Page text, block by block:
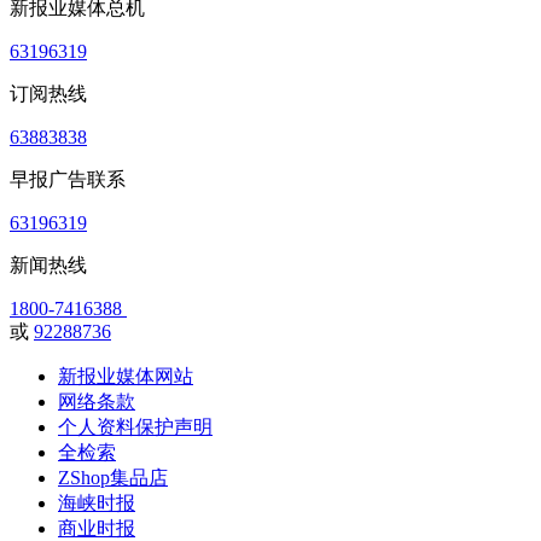
新报业媒体总机
63196319
订阅热线
63883838
早报广告联系
63196319
新闻热线
1800-7416388
或 92288736
新报业媒体网站
网络条款
个人资料保护声明
全检索
ZShop集品店
海峡时报
商业时报